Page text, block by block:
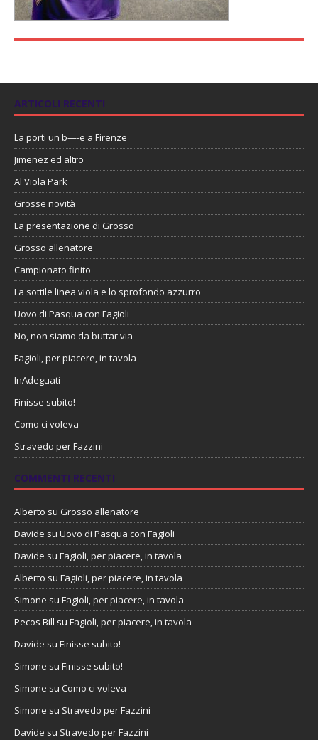
ARTICOLI RECENTI
La porti un b—-e a Firenze
Jimenez ed altro
Al Viola Park
Grosse novità
La presentazione di Grosso
Grosso allenatore
Campionato finito
La sottile linea viola e lo sprofondo azzurro
Uovo di Pasqua con Fagioli
No, non siamo da buttar via
Fagioli, per piacere, in tavola
InAdeguati
Finisse subito!
Como ci voleva
Stravedo per Fazzini
COMMENTI RECENTI
Alberto su Grosso allenatore
Davide su Uovo di Pasqua con Fagioli
Davide su Fagioli, per piacere, in tavola
Alberto su Fagioli, per piacere, in tavola
Simone su Fagioli, per piacere, in tavola
Pecos Bill su Fagioli, per piacere, in tavola
Davide su Finisse subito!
Simone su Finisse subito!
Simone su Como ci voleva
Simone su Stravedo per Fazzini
Davide su Stravedo per Fazzini